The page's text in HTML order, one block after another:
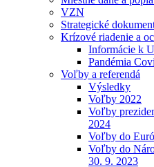
VZN
Strategické
Krízové riadenie a
Informácie k
Pandémia
Voľby a referendá
Výsledky
Voľby 2022
Voľby
2024
Voľby do
Voľby do
30. 9. 2023